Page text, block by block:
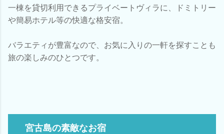
一棟を貸切利用できるプライベートヴィラに、ドミトリー
や簡易ホテル等の快適な格安宿。
バラエティが豊富なので、お気に入りの一軒を探すことも
旅の楽しみのひとつです。
宮古島の素敵なお宿